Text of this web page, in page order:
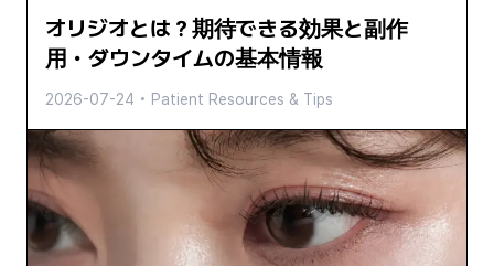
オリジオとは？期待できる効果と副作
用・ダウンタイムの基本情報
2026-07-24 • Patient Resources & Tips